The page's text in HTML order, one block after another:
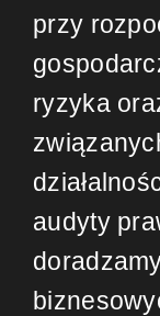
przy
ryzyka
audyty